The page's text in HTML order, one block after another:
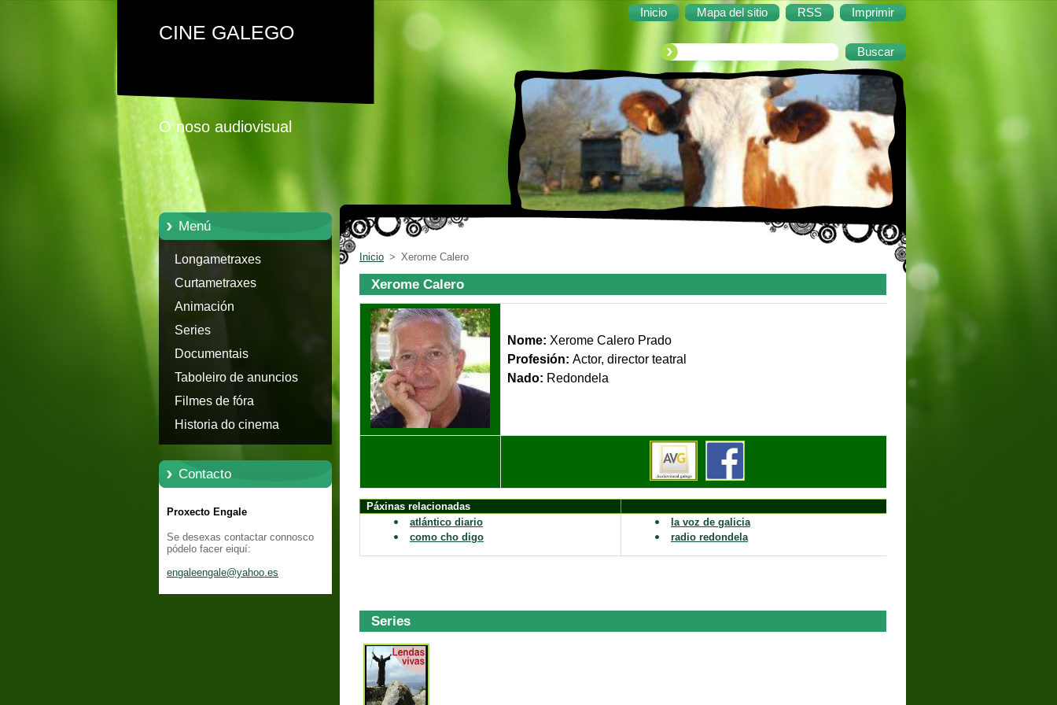
Inicio Mapa del sitio RSS Imprimir
CINE GALEGO
O noso audiovisual
Menú
Longametraxes
Curtametraxes
Animación
Series
Documentais
Taboleiro de anuncios
Filmes de fóra
Historia do cinema
Contacto
Proxecto Engale
Se desexas contactar connosco
pódelo facer eiquí:
engaleengale@yahoo.es
Inicio > Xerome Calero
Xerome Calero
Nome: Xerome Calero Prado
Profesión: Actor, director teatral
Nado: Redondela
Páxinas relacionadas
atlántico diario
como cho digo
la voz de galicia
radio redondela
Series